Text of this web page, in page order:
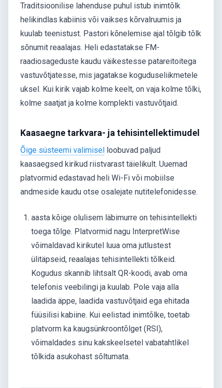
Traditsioonilise lahenduse puhul istub inimtõlk
helikindlas kabiinis või vaikses kõrvalruumis ja
kuulab teenistust. Pastori kõnelemise ajal tõlgib tõlk
sõnumit reaalajas. Heli edastatakse FM-
raadiosageduste kaudu väikestesse patareitoitega
vastuvõtjatesse, mis jagatakse koguduseliikmetele
uksel. Kui kirik vajab kolme keelt, on vaja kolme tõlki,
kolme saatjat ja kolme komplekti vastuvõtjaid.
Kaasaegne tarkvara- ja tehisintellektimudel
Õige süsteemi valimisel loobuvad paljud
kaasaegsed kirikud riistvarast täielikult. Uuemad
platvormid edastavad heli Wi-Fi või mobiilse
andmeside kaudu otse osalejate nutitelefonidesse.
aasta kõige olulisem läbimurre on tehisintellekti
toega tõlge. Platvormid nagu InterpretWise
võimaldavad kirikutel luua oma jutlustest
ülitäpseid, reaalajas tehisintellekti tõlkeid.
Kogudus skannib lihtsalt QR-koodi, avab oma
telefonis veebilingi ja kuulab. Pole vaja alla
laadida äppe, laadida vastuvõtjaid ega ehitada
füüsilisi kabiine. Kui eelistad inimtõlke, toetab
platvorm ka kaugsünkroontõlget (RSI),
võimaldades sinu kakskeelsetel vabatahtlikel
tõlkida asukohast sõltumata.